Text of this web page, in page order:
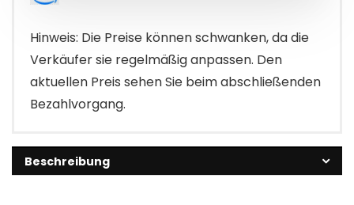
Hinweis: Die Preise können schwanken, da die
Verkäufer sie regelmäßig anpassen. Den
aktuellen Preis sehen Sie beim abschließenden
Bezahlvorgang.
Beschreibung